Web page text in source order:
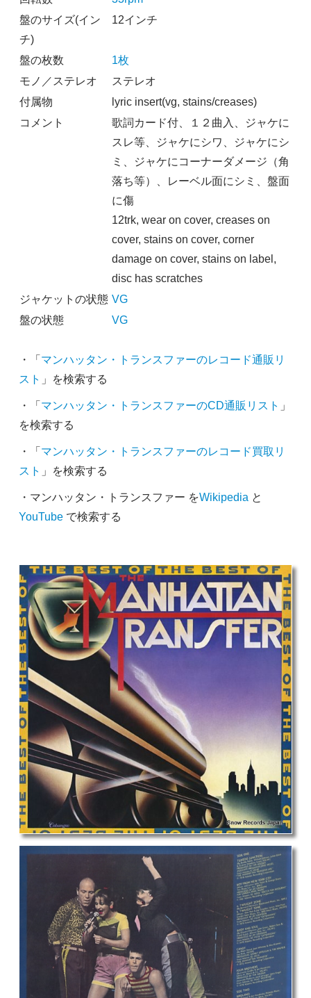
盤のサイズ(イン
チ)
12インチ
盤の枚数
1枚
モノ／ステレオ
ステレオ
付属物
lyric insert(vg, stains/creases)
コメント
歌詞カード付、１２曲入、ジャケに
スレ等、ジャケにシワ、ジャケにシ
ミ、ジャケにコーナーダメージ（角
落ち等）、レーベル面にシミ、盤面
に傷
12trk, wear on cover, creases on
cover, stains on cover, corner
damage on cover, stains on label,
disc has scratches
ジャケットの状態 VG
盤の状態
VG
・「 マンハッタン・トランスファーのレコード通販リ
スト 」を検索する
・「 マンハッタン・トランスファーのCD通販リスト 」
を検索する
・「 マンハッタン・トランスファーのレコード買取リ
スト 」を検索する
・マンハッタン・トランスファー をWikipedia と
YouTubeで検索する